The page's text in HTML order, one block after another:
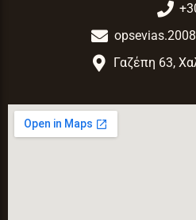
Γαζέπη 63,